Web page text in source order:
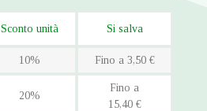
Sconto unità Si salva
10% Fino a 3,50 €
20%
Fino a
15,40 €